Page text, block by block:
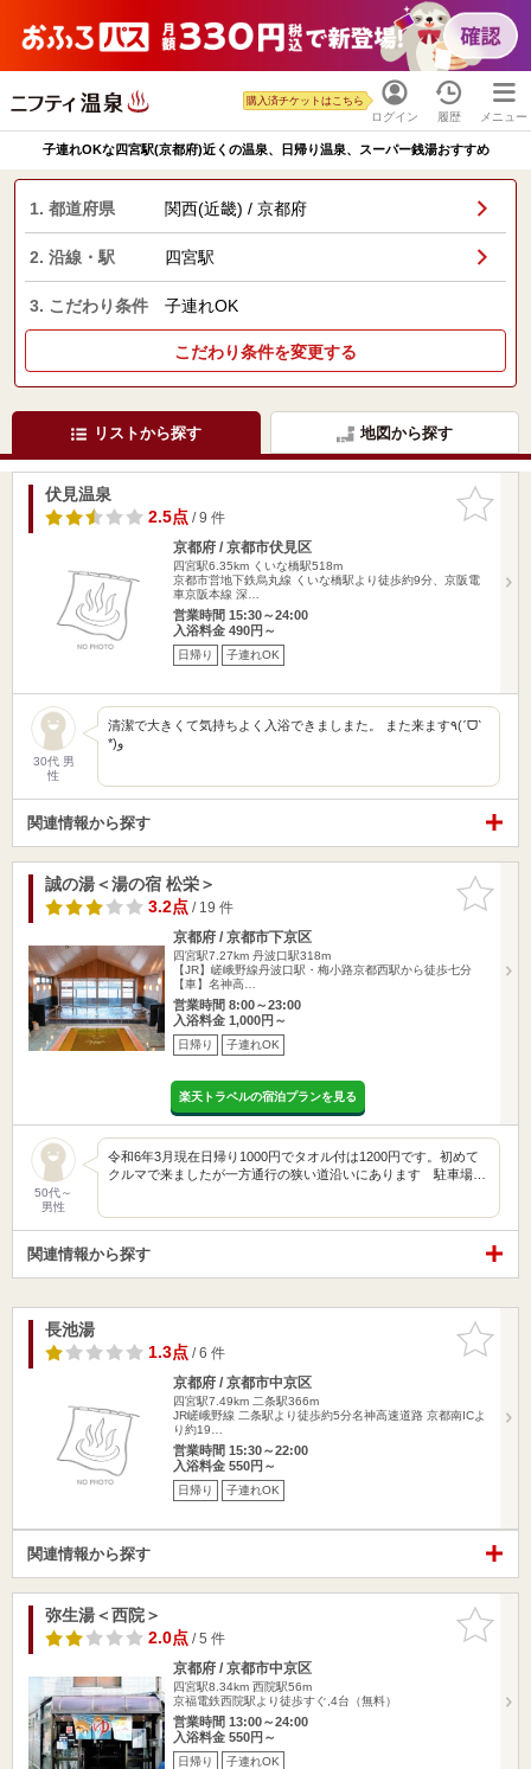
ログイン
購入済チケットはこちら
履歴 メニュー
子連れOKな四宮駅(京都府)近くの温泉、日帰り温泉、スーパー銭湯おすすめ
1. 都道府県 関西(近畿) / 京都府
2. 沿線・駅 四宮駅
3. こだわり条件 子連れOK
こだわり条件を変更する
リストから探す 地図から探す
お気に入
りに追加
伏見温泉
2.5点/ 9 件
京都府 / 京都市伏見区
四宮駅6.35km くいな橋駅518m
京都市営地下鉄烏丸線 くいな橋駅より徒歩約9分、京阪電
車京阪本線 深…
営業時間 15:30～24:00
入浴料金 490円～
日帰り 子連れOK
30代 男
性
清潔で大きくて気持ちよく入浴できましまた。 また来ます٩(ˊᗜˋ
*)و
関連情報から探す
お気に入
りに追加
誠の湯＜湯の宿 松栄＞
3.2点/ 19 件
京都府 / 京都市下京区
四宮駅7.27km 丹波口駅318m
【JR】嵯峨野線丹波口駅・梅小路京都西駅から徒歩七分
【車】名神高…
営業時間 8:00～23:00
入浴料金 1,000円～
日帰り 子連れOK
楽天トラベルの宿泊プランを見る
50代～
男性
令和6年3月現在日帰り1000円でタオル付は1200円です。初めて
クルマで来ましたが一方通行の狭い道沿いにあります 駐車場…
関連情報から探す
お気に入
りに追加
長池湯
1.3点/ 6 件
京都府 / 京都市中京区
四宮駅7.49km 二条駅366m
JR嵯峨野線 二条駅より徒歩約5分名神高速道路 京都南ICよ
り約19…
営業時間 15:30～22:00
入浴料金 550円～
日帰り 子連れOK
関連情報から探す
お気に入
りに追加
弥生湯＜西院＞
2.0点/ 5 件
京都府 / 京都市中京区
四宮駅8.34km 西院駅56m
京福電鉄西院駅より徒歩すぐ,4台（無料）
営業時間 13:00～24:00
入浴料金 550円～
日帰り 子連れOK